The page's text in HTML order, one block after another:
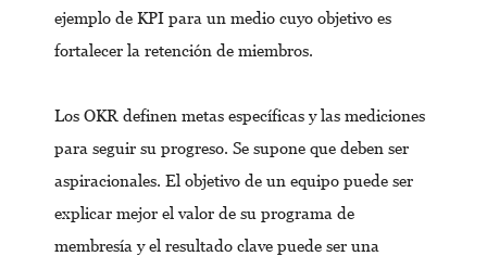
ejemplo de KPI para un medio cuyo objetivo es
fortalecer la retención de miembros.
Los OKR definen metas específicas y las mediciones
para seguir su progreso. Se supone que deben ser
aspiracionales. El objetivo de un equipo puede ser
explicar mejor el valor de su programa de
membresía y el resultado clave puede ser una